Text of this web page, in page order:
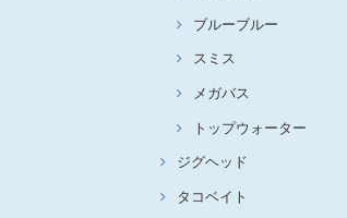
ブルーブルー
スミス
メガバス
トップウォーター
ジグヘッド
タコベイト